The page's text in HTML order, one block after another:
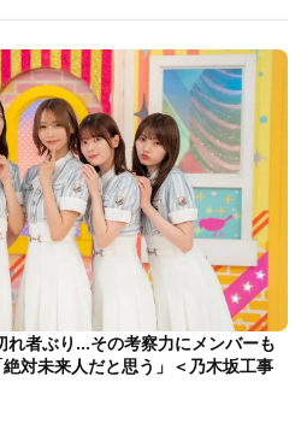
れ者ぶり…その考察力にメンバーも
対未来人だと思う」＜乃木坂工事